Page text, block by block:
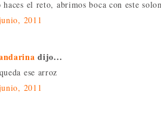
haces el reto, abrimos boca con este
2011
dijo...
ese arroz
2011